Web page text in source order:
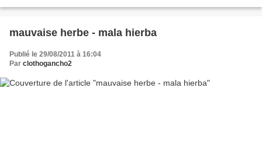
mauvaise herbe - mala hierba
Publié le 29/08/2011 à 16:04
Par clothogancho2